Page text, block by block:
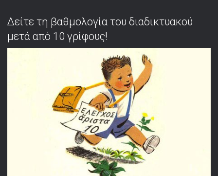
Δείτε τη βαθμολογία του διαδικτυακού
μετά από 10 γρίφους!